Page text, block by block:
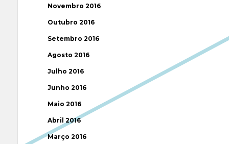
Novembro 2016
Outubro 2016
Setembro 2016
Agosto 2016
Julho 2016
Junho 2016
Maio 2016
Abril 2016
Março 2016